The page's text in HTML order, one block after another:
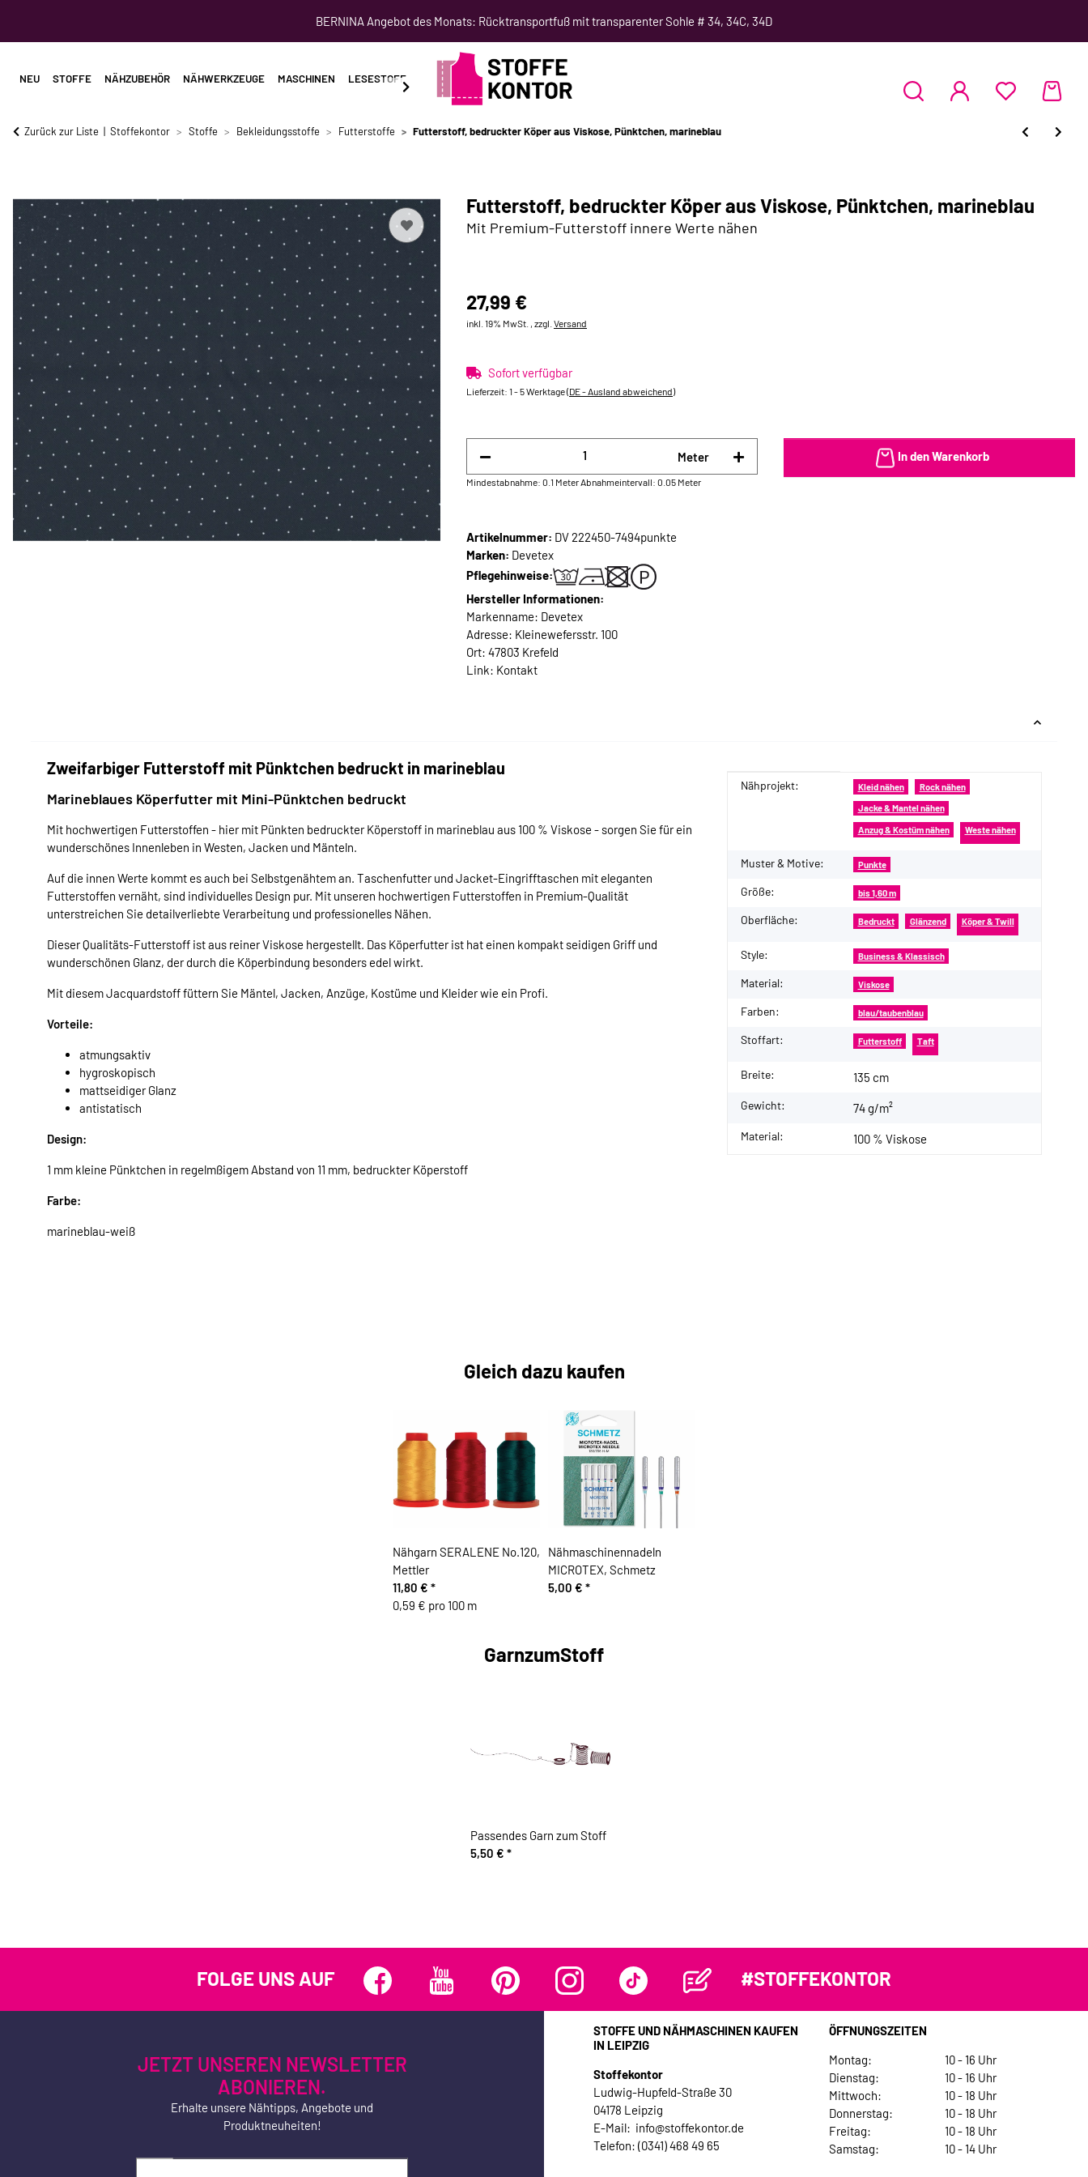
BERNINA Angebot des Monats: Rücktransportfuß mit transparenter Sohle # 34, 34C, 34D
NEU STOFFE NÄHZUBEHÖR NÄHWERKZEUGE MASCHINEN LESESTOFF SCHNITTMUSTER NÄHKURSE
Zurück zur Liste Stoffekontor Stoffe Bekleidungsstoffe Futterstoffe Futterstoff, bedruckter Köper aus Viskose, Pünktchen, marineblau
Futterstoff, bedruckter Köper aus Viskose, Pünktchen, marineblau
Mit Premium-Futterstoff innere Werte nähen
27,99 €
inkl. 19% MwSt. , zzgl. Versand
Sofort verfügbar
Lieferzeit: 1 - 5 Werktage(DE - Ausland abweichend)
Meter
Mindestabnahme: 0.1 MeterAbnahmeintervall: 0.05 Meter
In den Warenkorb
Artikelnummer: DV 222450-7494punkte
Marken: Devetex
Pflegehinweise:
Hersteller Informationen:
Markenname: Devetex
Adresse: Kleinewefersstr. 100
Ort: 47803 Krefeld
Link: Kontakt
Zweifarbiger Futterstoff mit Pünktchen bedruckt in marineblau
Marineblaues Köperfutter mit Mini-Pünktchen bedruckt
Mit hochwertigen Futterstoffen - hier mit Pünkten bedruckter Köperstoff in marineblau aus 100 % Viskose - sorgen Sie für ein
wunderschönes Innenleben in Westen, Jacken und Mänteln.
Auf die innen Werte kommt es auch bei Selbstgenähtem an. Taschenfutter und Jacket-Eingrifftaschen mit eleganten
Futterstoffen vernäht, sind individuelles Design pur. Mit unseren hochwertigen Futterstoffen in Premium-Qualität
unterstreichen Sie detailverliebte Verarbeitung und professionelles Nähen.
Dieser Qualitäts-Futterstoff ist aus reiner Viskose hergestellt. Das Köperfutter ist hat einen kompakt seidigen Griff und
wunderschönen Glanz, der durch die Köperbindung besonders edel wirkt.
Mit diesem Jacquardstoff füttern Sie Mäntel, Jacken, Anzüge, Kostüme und Kleider wie ein Profi.
Vorteile:
atmungsaktiv
hygroskopisch
mattseidiger Glanz
antistatisch
Design:
1 mm kleine Pünktchen in regelmßigem Abstand von 11 mm, bedruckter Köperstoff
Farbe:
marineblau-weiß
Produkteigenschaft
Wert
Nähprojekt: Kleid nähen Rock nähen
Jacke & Mantel nähen
Anzug & Kostüm nähen Weste nähen
Muster & Motive: Punkte
Größe: bis 1,60 m
Oberfläche: Bedruckt Glänzend Köper & Twill
Style: Business & Klassisch
Material: Viskose
Farben: blau/taubenblau
Stoffart: Futterstoff Taft
Breite: 135 cm
Gewicht: 74 g/m²
Material: 100 % Viskose
Gleich dazu kaufen
Nähgarn SERALENE No.120,
Mettler
11,80 € *
0,59 € pro 100 m
Nähmaschinennadeln
MICROTEX, Schmetz
5,00 € *
GarnzumStoff
Passendes Garn zum Stoff
5,50 € *
FOLGE UNS AUF #STOFFEKONTOR
JETZT UNSEREN NEWSLETTER
ABONIEREN.
Erhalte unsere Nähtipps, Angebote und
Produktneuheiten!
STOFFE UND NÄHMASCHINEN KAUFEN
IN LEIPZIG
Stoffekontor
Ludwig-Hupfeld-Straße 30
04178 Leipzig
E-Mail: info@stoffekontor.de
Telefon: (0341) 468 49 65
ÖFFNUNGSZEITEN
Montag:
10 - 16 Uhr
Dienstag:
10 - 16 Uhr
Mittwoch:
10 - 18 Uhr
Donnerstag:
10 - 18 Uhr
Freitag:
10 - 18 Uhr
Samstag:
10 - 14 Uhr